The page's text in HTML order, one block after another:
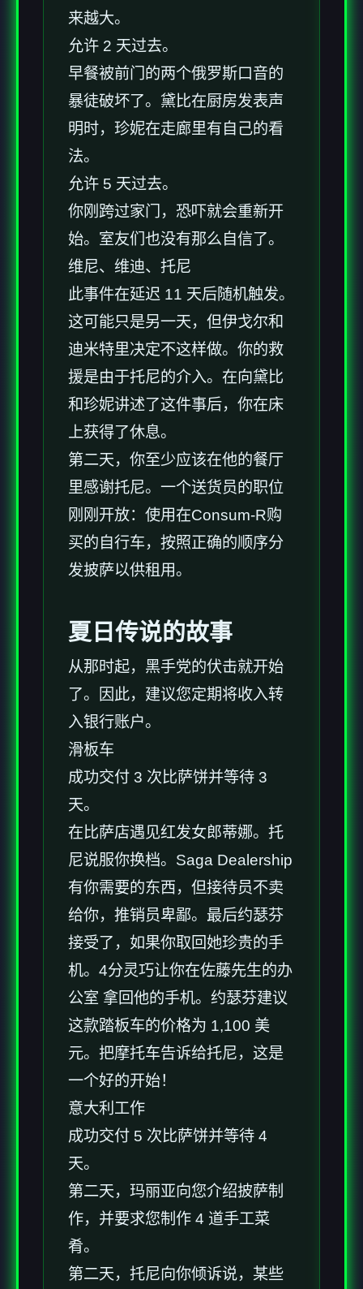
来越大。
允许 2 天过去。
早餐被前门的两个俄罗斯口音的
暴徒破坏了。黛比在厨房发表声
明时，珍妮在走廊里有自己的看
法。
允许 5 天过去。
你刚跨过家门，恐吓就会重新开
始。室友们也没有那么自信了。
维尼、维迪、托尼
此事件在延迟 11 天后随机触发。
这可能只是另一天，但伊戈尔和
迪米特里决定不这样做。你的救
援是由于托尼的介入。在向黛比
和珍妮讲述了这件事后，你在床
上获得了休息。
第二天，你至少应该在他的餐厅
里感谢托尼。一个送货员的职位
刚刚开放：使用在Consum-R购
买的自行车，按照正确的顺序分
发披萨以供租用。
夏日传说的故事
从那时起，黑手党的伏击就开始
了。因此，建议您定期将收入转
入银行账户。
滑板车
成功交付 3 次比萨饼并等待 3
天。
在比萨店遇见红发女郎蒂娜。托
尼说服你换档。Saga Dealership
有你需要的东西，但接待员不卖
给你，推销员卑鄙。最后约瑟芬
接受了，如果你取回她珍贵的手
机。4分灵巧让你在佐藤先生的办
公室 拿回他的手机。约瑟芬建议
这款踏板车的价格为 1,100 美
元。把摩托车告诉给托尼，这是
一个好的开始！
意大利工作
成功交付 5 次比萨饼并等待 4
天。
第二天，玛丽亚向您介绍披萨制
作，并要求您制作 4 道手工菜
肴。
第二天，托尼向你倾诉说，某些